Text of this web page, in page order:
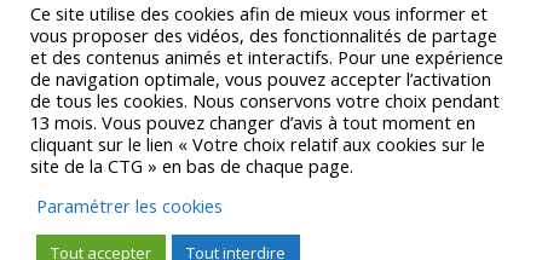
Ce site utilise des cookies afin de mieux vous informer et
vous proposer des vidéos, des fonctionnalités de partage
et des contenus animés et interactifs. Pour une expérience
de navigation optimale, vous pouvez accepter l’activation
de tous les cookies. Nous conservons votre choix pendant
13 mois. Vous pouvez changer d’avis à tout moment en
cliquant sur le lien « Votre choix relatif aux cookies sur le
site de la CTG » en bas de chaque page.
Paramétrer les cookies
Tout accepter Tout interdire